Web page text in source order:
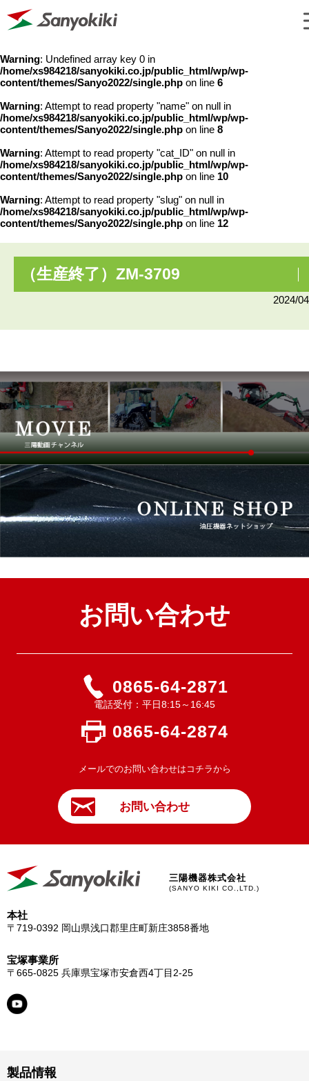
Warning: Undefined array key 0 in
/home/xs984218/sanyokiki.co.jp/public_html/wp/wp-
content/themes/Sanyo2022/single.php on line 6
Warning: Attempt to read property "name" on null in
/home/xs984218/sanyokiki.co.jp/public_html/wp/wp-
content/themes/Sanyo2022/single.php on line 8
Warning: Attempt to read property "cat_ID" on null in
/home/xs984218/sanyokiki.co.jp/public_html/wp/wp-
content/themes/Sanyo2022/single.php on line 10
Warning: Attempt to read property "slug" on null in
/home/xs984218/sanyokiki.co.jp/public_html/wp/wp-
content/themes/Sanyo2022/single.php on line 12
（生産終了）ZM-3709
2024/
お問い合わせ
0865-64-2871
電話受付：平日8:15～16:45
0865-64-2874
メールでのお問い合わせはコチラから
お問い合わせ
三陽機器株式会社
(SANYO KIKI CO.,LTD.)
本社
〒719-0392 岡山県浅口郡里庄町新庄3858番地
宝塚事業所
〒665-0825 兵庫県宝塚市安倉西4丁目2-25
製品情報